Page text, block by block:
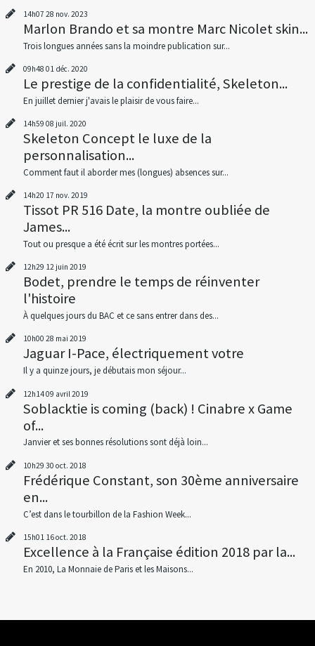
14h07 28 nov. 2023
Marlon Brando et sa montre Marc Nicolet skin...
Trois longues années sans la moindre publication sur...
09h48 01 déc. 2020
Le prestige de la confidentialité, Skeleton...
En juillet dernier j'avais le plaisir de vous faire...
14h59 08 juil. 2020
Skeleton Concept le luxe de la
personnalisation...
Comment faut il aborder mes (longues) absences sur...
14h20 17 nov. 2019
Tissot PR 516 Date, la montre oubliée de
James...
Tout ou presque a été écrit sur les montres portées...
12h29 12 juin 2019
Bodet, prendre le temps de réinventer
l'histoire
À quelques jours du BAC et ce sans entrer dans des...
10h00 28 mai 2019
Jaguar I-Pace, électriquement votre
Il y a quinze jours, je débutais mon séjour...
12h1409 avril 2019
Soblacktie is coming (back) ! Cinabre x Game
of...
Janvier et ses bonnes résolutions sont déjà loin...
10h29 30 oct. 2018
Frédérique Constant, son 30ème anniversaire
en...
C’est dans le tourbillon de la Fashion Week...
15h01 16oct. 2018
Excellence à la Française édition 2018 par la...
En 2010, La Monnaie de Paris et les Maisons...